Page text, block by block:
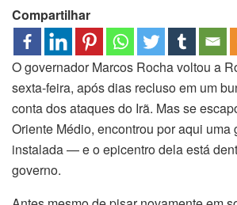
Compartilhar
O governador Marcos Rocha voltou a
sexta-feira, após dias recluso em um
conta dos ataques do Irã. Mas se
Oriente Médio, encontrou por aqui uma
instalada — e o epicentro dela está
governo.